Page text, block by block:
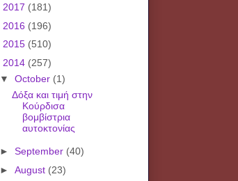
2017 (181)
2016 (196)
2015 (510)
2014 (257)
▼ October (1)
Δόξα και τιμή στην
Κούρδισα
βομβίστρια
αυτοκτονίας
► September (40)
► August (23)